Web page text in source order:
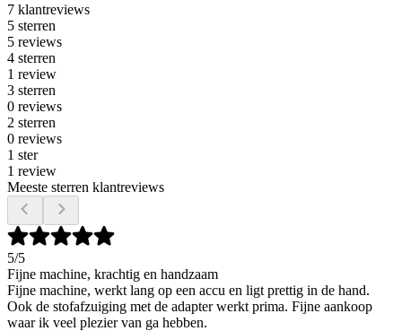
7 klantreviews
5 sterren
5 reviews
4 sterren
1 review
3 sterren
0 reviews
2 sterren
0 reviews
1 ster
1 review
Meeste sterren klantreviews
5/5
Fijne machine, krachtig en handzaam
Fijne machine, werkt lang op een accu en ligt prettig in de hand.
Ook de stofafzuiging met de adapter werkt prima. Fijne aankoop
waar ik veel plezier van ga hebben.